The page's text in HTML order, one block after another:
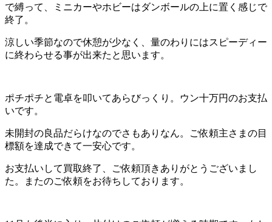
で縛って、ミニカーやホビーはダンボールの上に置く感じで
終了。
涼しい季節なので休憩が少なく、量のわりにはスピーディー
に終わらせる事が出来たと思います。
ポチポチと電卓を叩いてあらびっくり。ウン十万円のお支払
いです。
未開封の良品だらけなのでさもありなん。ご依頼主さまの目
標額を達成できて一安心です。
お支払いして買取終了、ご依頼頂きありがとうございまし
た。またのご依頼をお待ちしております。